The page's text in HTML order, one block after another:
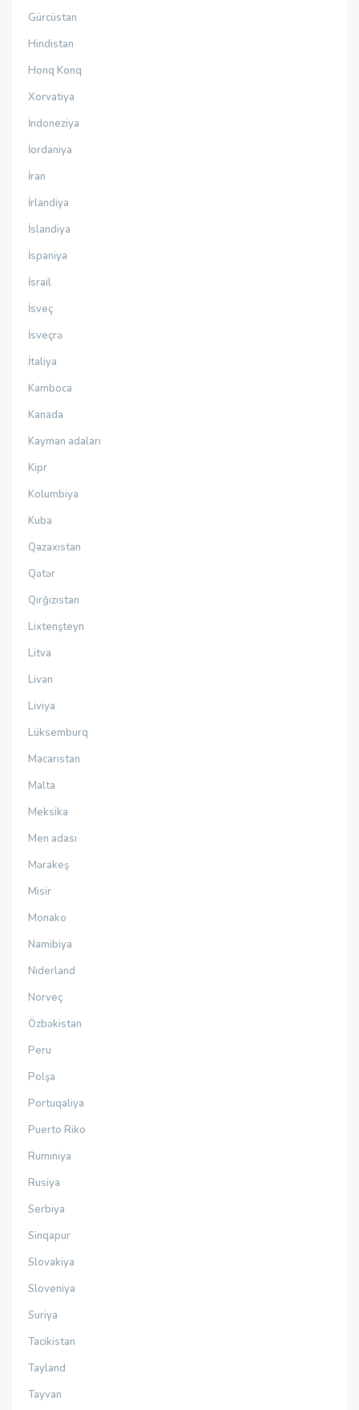
Gürcüstan
Hindistan
Honq Konq
Xorvatiya
İndoneziya
İordaniya
İran
İrlandiya
İslandiya
İspaniya
İsrail
İsveç
İsveçrə
İtaliya
Kamboca
Kanada
Kayman adaları
Kipr
Kolumbiya
Kuba
Qazaxıstan
Qətər
Qırğızıstan
Lixtenşteyn
Litva
Livan
Liviya
Lüksemburq
Macarıstan
Malta
Meksika
Men adası
Mərakeş
Misir
Monako
Namibiya
Niderland
Norveç
Özbəkistan
Peru
Polşa
Portuqaliya
Puerto Riko
Rumıniya
Rusiya
Serbiya
Sinqapur
Slovakiya
Sloveniya
Suriya
Tacikistan
Tayland
Tayvan